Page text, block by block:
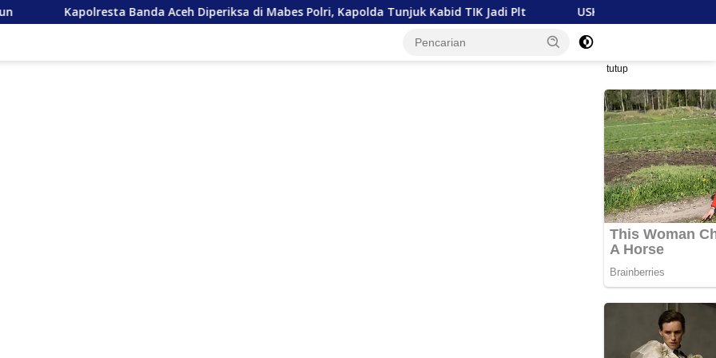
Banda Aceh Diperiksa di Mabes Polri, Kapolda Tunjuk Kabid TIK Jadi Plt USK dan Mubadala Energy Jajaki Kerja
tutup